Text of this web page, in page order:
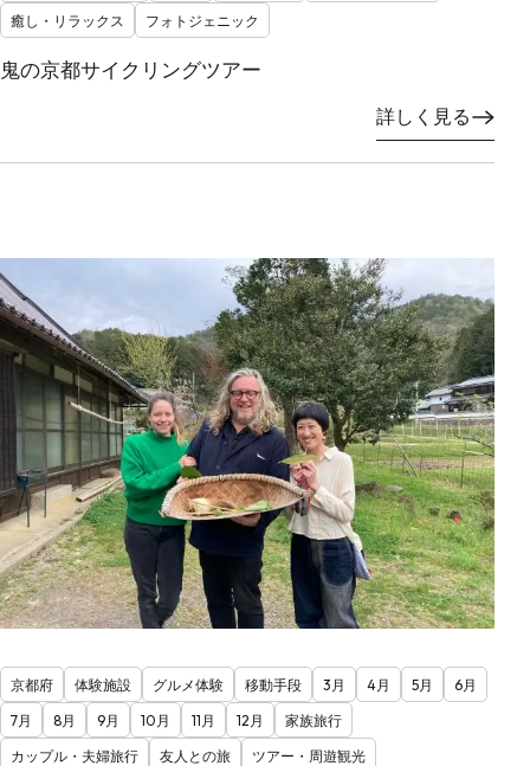
癒し・リラックス
フォトジェニック
鬼の京都サイクリングツアー
詳しく見る
京都府 体験施設 グルメ体験 移動手段 3月 4月 5月
6月
7月
8月 9月 10月 11月 12月
家族旅行
カップル・夫婦旅行
友人との旅
ツアー・周遊観光